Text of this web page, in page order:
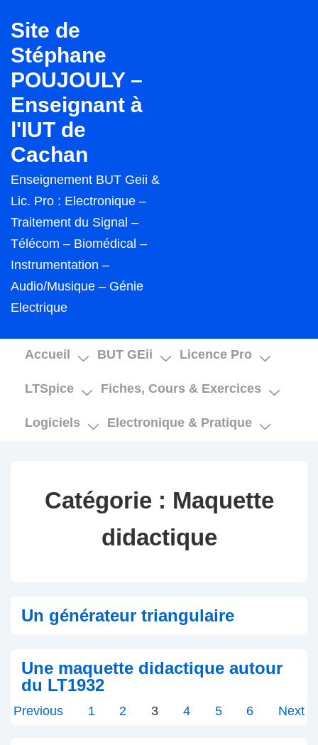
passer
au
contenu
principal
Site de
Stéphane
POUJOULY –
Enseignant à
l'IUT de
Cachan
Enseignement BUT Geii &
Lic. Pro : Electronique –
Traitement du Signal –
Télécom – Biomédical –
Instrumentation –
Audio/Musique – Génie
Electrique
Main
Accueil BUT GEii Licence Pro
LTSpice Fiches, Cours & Exercices
Logiciels Electronique & Pratique
Catégorie : Maquette
didactique
Un générateur triangulaire
Une maquette didactique autour
du LT1932
Pagination
Previous 1 2 3 4 5 6 Next